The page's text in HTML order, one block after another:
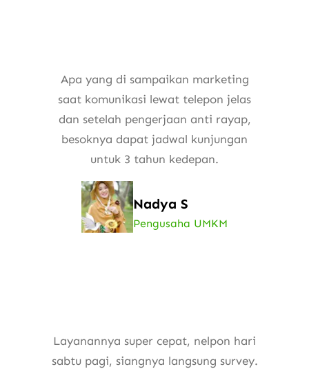
Apa yang di sampaikan marketing
saat komunikasi lewat telepon jelas
dan setelah pengerjaan anti rayap,
besoknya dapat jadwal kunjungan
untuk 3 tahun kedepan.
Nadya S
Pengusaha UMKM
Layanannya super cepat, nelpon hari
sabtu pagi, siangnya langsung survey.